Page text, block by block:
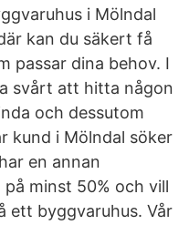
i Mölndal
kan du säkert få
passar dina behov. I
svårt att hitta någon
och dessutom
kund i Mölndal söker
en annan
minst 50% och vill
ett byggvaruhus. Vår